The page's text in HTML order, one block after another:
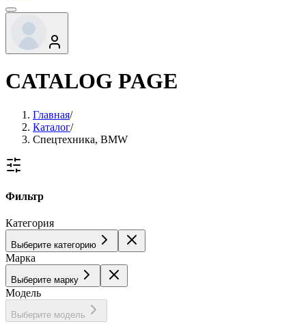
CATALOG PAGE
Главная/
Каталог/
Спецтехника, BMW
Фильтр
Категория
Выберите категорию
Марка
Выберите марку
Модель
Выберите модель